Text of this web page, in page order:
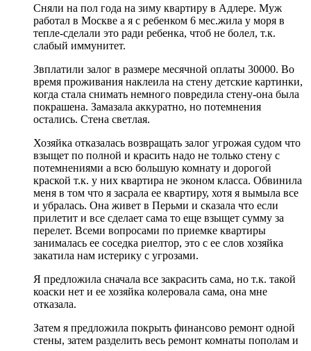
Сняли на пол года на зиму квартиру в Адлере. Муж
работал в Москве а я с ребенком 6 мес.жила у моря в
тепле-сделали это ради ребенка, чтоб не болел, т.к.
слабый иммунитет.
Звплатили залог в размере месячной оплаты 30000. Во
время проживания наклеила на стену детские картинки,
когда стала снимать немного повредила стену-она была
покрашена. Замазала аккуратно, но потемнения
остались. Стена светлая.
Хозяйка отказалась возвращать залог угрожая судом что
взыщет по полной и красить надо не только стену с
потемнениями а всю большую комнату и дорогой
краской т.к. у них квартира не эконом класса. Обвинила
меня в том что я засрала ее квартиру, хотя я вымыла все
и убралась. Она живет в Перьми и сказала что если
прилетит и все сделает сама то еще взыщет сумму за
перелет. Всеми вопросами по приемке квартиры
занималась ее соседка риелтор, это с ее слов хозяйка
закатила нам истерику с угрозами.
Я предложила сначала все закрасить сама, но т.к. такой
коаски нет и ее хозяйка колеровала сама, она мне
отказала.
Затем я предложила покрыть финансово ремонт одной
стены, затем разделить весь ремонт комнаты пополам и